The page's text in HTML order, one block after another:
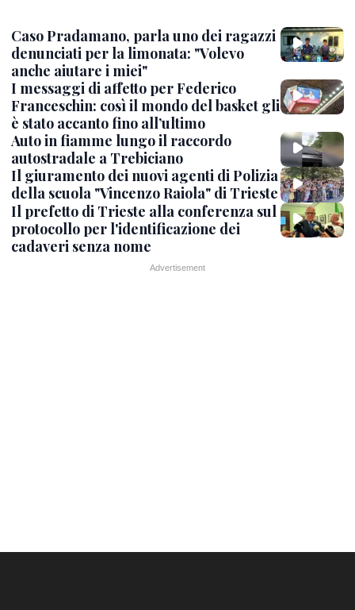
Caso Pradamano, parla uno dei ragazzi
denunciati per la limonata: "Volevo
anche aiutare i miei"
I messaggi di affetto per Federico
Franceschin: così il mondo del basket gli
è stato accanto fino all’ultimo
Auto in fiamme lungo il raccordo
autostradale a Trebiciano
Il giuramento dei nuovi agenti di Polizia
della scuola "Vincenzo Raiola" di Trieste
Il prefetto di Trieste alla conferenza sul
protocollo per l'identificazione dei
cadaveri senza nome